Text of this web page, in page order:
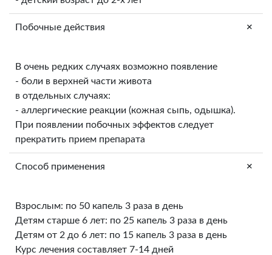
Побочные действия +
В очень редких случаях возможно появление
- боли в верхней части живота
в отдельных случаях:
- аллергические реакции (кожная сыпь, одышка).
При появлении побочных эффектов следует
прекратить прием препарата
Способ применения +
Взрослым: по 50 капель 3 раза в день
Детям старше 6 лет: по 25 капель 3 раза в день
Детям от 2 до 6 лет: по 15 капель 3 раза в день
Курс лечения составляет 7-14 дней